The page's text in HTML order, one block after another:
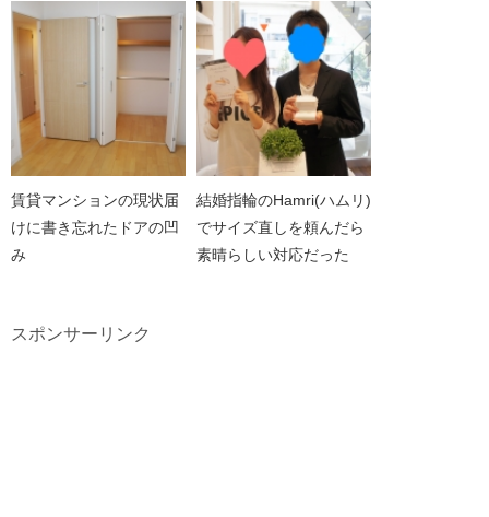
賃貸マンションの現状届
けに書き忘れたドアの凹
み
結婚指輪のHamri(ハムリ)
でサイズ直しを頼んだら
素晴らしい対応だった
スポンサーリンク